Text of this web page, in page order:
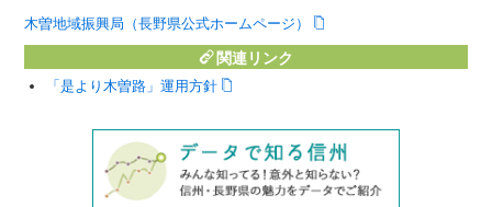
木曽地域振興局（長野県公式ホームページ）
関連リンク
「是より木曽路」運用方針